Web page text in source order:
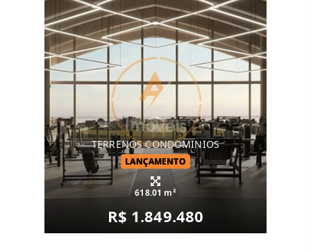
TERRENOS CONDOMINIOS
LANÇAMENTO
618.01 m²
R$ 1.849.480